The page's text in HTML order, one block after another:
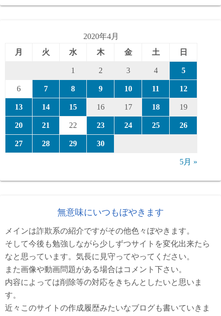
ゴ
2020年4月
月
火 水 木 金 土 日
1 2 3 4 5
6 7 8 9 10 11 12
13 14 15 16 17 18 19
20 21 22 23 24 25 26
27 28 29 30
5月 »
無意味にいつもぼやきます
メインは詐欺系の紹介ですがその他色々ぼやきます。
そして今後も勉強しながら少しずつサイトを変化出来たら
なと思っています。気長に見守ってやってください。
また画像や動画問題がある場合はコメント下さい。
内容によっては削除等の対応をきちんとしたいと思いま
す。
近々このサイトの作成履歴みたいなブログも書いていきま